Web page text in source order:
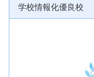
学校情報化優良校